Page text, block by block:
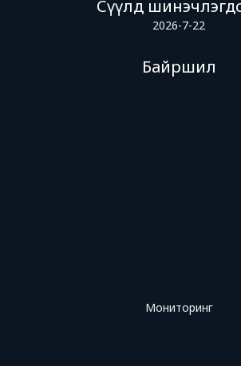
Сүүлд
2026-7-22
Байршил
Мониторинг